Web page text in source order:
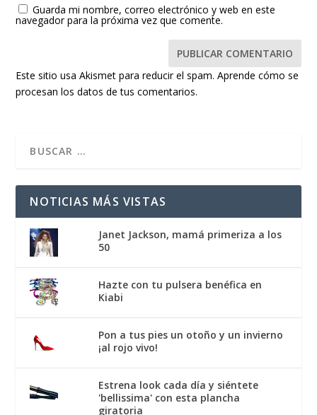
Guarda mi nombre, correo electrónico y web en este
navegador para la próxima vez que comente.
Este sitio usa Akismet para reducir el spam.Aprende cómo se
procesan los datos de tus comentarios.
NOTICIAS MÁS VISTAS
Janet Jackson, mamá primeriza a los
50
Hazte con tu pulsera benéfica en
Kiabi
Pon a tus pies un otoño y un invierno
¡al rojo vivo!
Estrena look cada día y siéntete
'bellissima' con esta plancha
giratoria